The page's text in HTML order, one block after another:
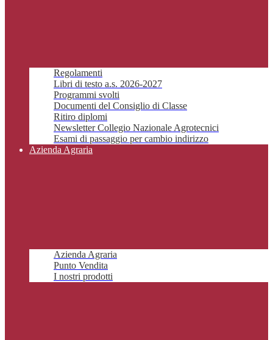
Regolamenti
Libri di testo a.s. 2026-2027
Programmi svolti
Documenti del Consiglio di Classe
Ritiro diplomi
Newsletter Collegio Nazionale Agrotecnici
Esami di passaggio per cambio indirizzo
Azienda Agraria
Azienda Agraria
Punto Vendita
I nostri prodotti